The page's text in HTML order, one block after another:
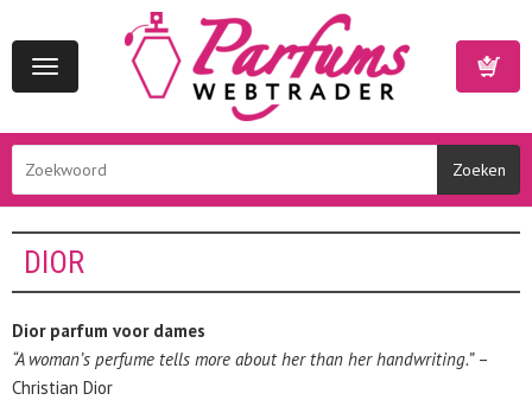
Toggle
navigation
DIOR
Dior parfum voor dames
“A woman’s perfume tells more about her than her handwriting.”–
Christian Dior